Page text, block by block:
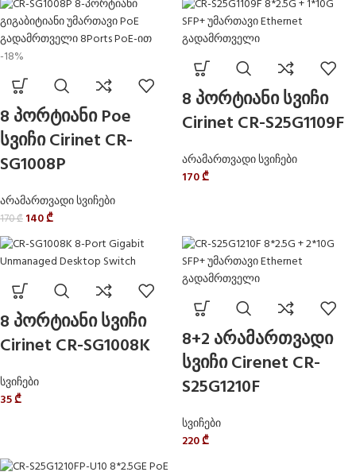
-18%
8 პორტიანი Poe
სვიჩი Cirinet CR-
SG1008P
არამართვადი სვიჩები
170₾ 140₾
8 პორტიანი სვიჩი
Cirinet CR-S25G1109F
არამართვადი სვიჩები
170₾
8 პორტიანი სვიჩი
Cirinet CR-SG1008K
სვიჩები
35₾
8+2 არამართვადი
სვიჩი Cirenet CR-
S25G1210F
სვიჩები
220₾